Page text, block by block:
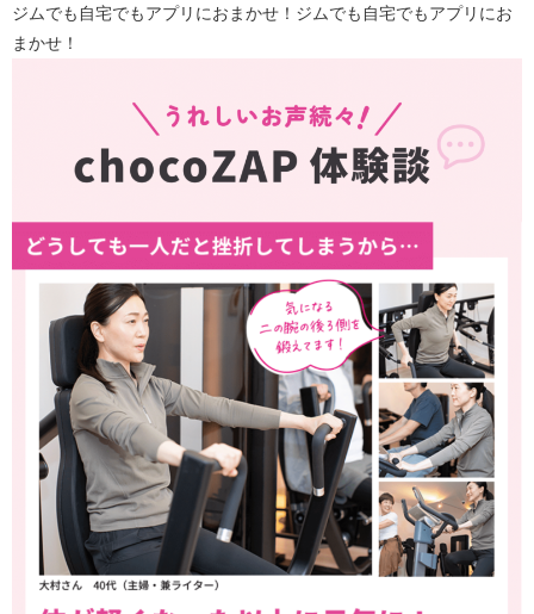
ジムでも自宅でもアプリにおまかせ！ジムでも自宅でもアプリにお
まかせ！